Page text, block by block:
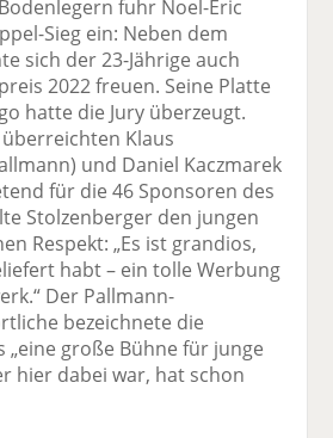
fuhr Noel-Eric
Sieg ein: Neben dem
sich der 23-Jährige auch
2022 freuen. Seine Platte
hatte die Jury überzeugt.
Klaus
und Daniel Kaczmarek
für die 46 Sponsoren des
Stolzenberger den jungen
Respekt: „Es ist grandios,
habt – ein tolle Werbung
Der Pallmann-
bezeichnete die
„eine große Bühne für junge
hier dabei war, hat schon